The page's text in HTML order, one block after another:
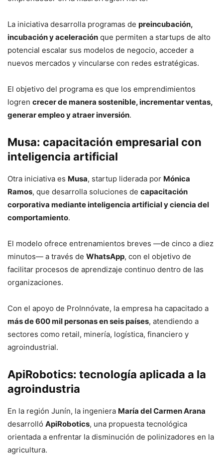
La iniciativa desarrolla programas de preincubación,
incubación y aceleración que permiten a startups de alto
potencial escalar sus modelos de negocio, acceder a
nuevos mercados y vincularse con redes estratégicas.
El objetivo del programa es que los emprendimientos
logren crecer de manera sostenible, incrementar ventas,
generar empleo y atraer inversión.
Musa: capacitación empresarial con
inteligencia artificial
Otra iniciativa es Musa, startup liderada por Mónica
Ramos, que desarrolla soluciones de capacitación
corporativa mediante inteligencia artificial y ciencia del
comportamiento.
El modelo ofrece entrenamientos breves —de cinco a diez
minutos— a través de WhatsApp, con el objetivo de
facilitar procesos de aprendizaje continuo dentro de las
organizaciones.
Con el apoyo de ProInnóvate, la empresa ha capacitado a
más de 600 mil personas en seis países, atendiendo a
sectores como retail, minería, logística, financiero y
agroindustrial.
ApiRobotics: tecnología aplicada a la
agroindustria
En la región Junín, la ingeniera María del Carmen Arana
desarrolló ApiRobotics, una propuesta tecnológica
orientada a enfrentar la disminución de polinizadores en la
agricultura.